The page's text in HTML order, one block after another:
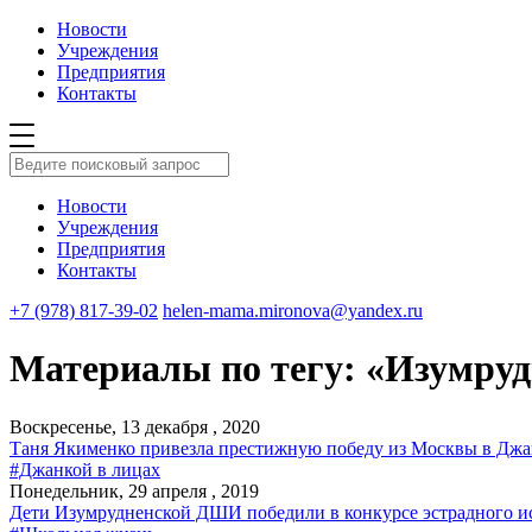
Новости
Учреждения
Предприятия
Контакты
Новости
Учреждения
Предприятия
Контакты
+7 (978) 817-39-02 helen-mama.mironova@yandex.ru
Материалы по тегу:
Воскресенье, 13 декабря , 2020
Таня Якименко привезла престижную победу из Москвы в
#Джанкой в лицах
Понедельник, 29 апреля , 2019
Дети Изумрудненской ДШИ победили в конкурсе эстрадного